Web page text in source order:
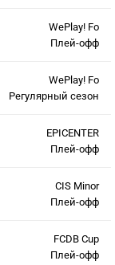
WePlay! Fo
Плей-офф
WePlay! Fo
Регулярный сезон
EPICENTER
Плей-офф
CIS Minor
Плей-офф
FCDB Cup
Плей-офф